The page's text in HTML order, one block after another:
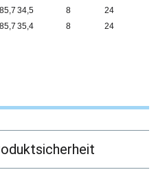
85,7 34,5 8
24
85,7 35,4 8 24